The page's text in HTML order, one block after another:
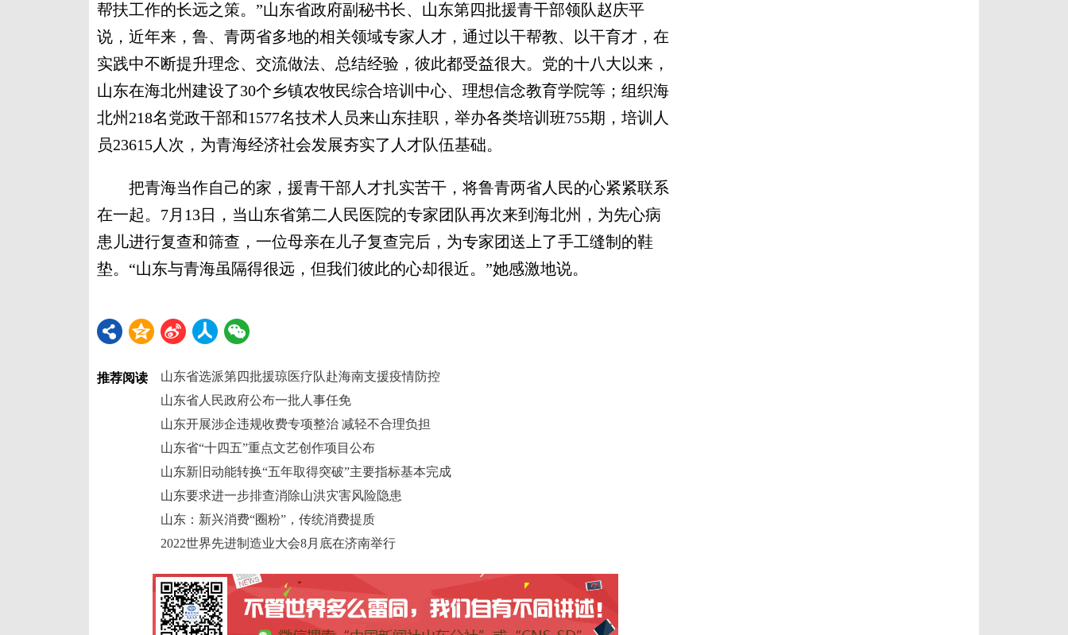
帮扶工作的长远之策。”山东省政府副秘书长、山东第四批援青干部领队赵庆平
说，近年来，鲁、青两省多地的相关领域专家人才，通过以干帮教、以干育才，在
实践中不断提升理念、交流做法、总结经验，彼此都受益很大。党的十八大以来，
山东在海北州建设了30个乡镇农牧民综合培训中心、理想信念教育学院等；组织海
北州218名党政干部和1577名技术人员来山东挂职，举办各类培训班755期，培训人
员23615人次，为青海经济社会发展夯实了人才队伍基础。
把青海当作自己的家，援青干部人才扎实苦干，将鲁青两省人民的心紧紧联系
在一起。7月13日，当山东省第二人民医院的专家团队再次来到海北州，为先心病
患儿进行复查和筛查，一位母亲在儿子复查完后，为专家团送上了手工缝制的鞋
垫。“山东与青海虽隔得很远，但我们彼此的心却很近。”她感激地说。
推荐阅读
山东省选派第四批援琼医疗队赴海南支援疫情防控
山东省人民政府公布一批人事任免
山东开展涉企违规收费专项整治 减轻不合理负担
山东省“十四五”重点文艺创作项目公布
山东新旧动能转换“五年取得突破”主要指标基本完成
山东要求进一步排查消除山洪灾害风险隐患
山东：新兴消费“圈粉”，传统消费提质
2022世界先进制造业大会8月底在济南举行